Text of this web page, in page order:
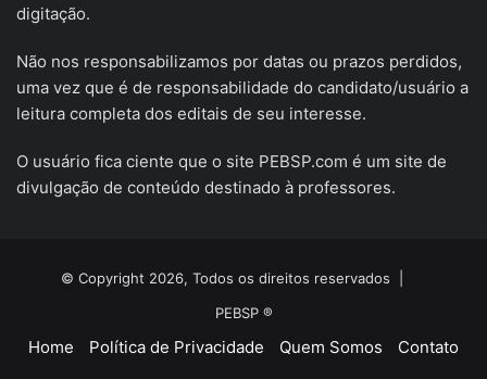
digitação.
Não nos responsabilizamos por datas ou prazos perdidos,
uma vez que é de responsabilidade do candidato/usuário a
leitura completa dos editais de seu interesse.
O usuário fica ciente que o site PEBSP.com é um site de
divulgação de conteúdo destinado à professores.
© Copyright 2026, Todos os direitos reservados |
PEBSP ®
Home Política de Privacidade Quem Somos Contato